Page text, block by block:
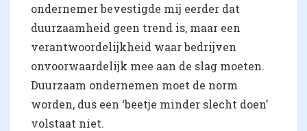
ondernemer bevestigde mij eerder dat
duurzaamheid geen trend is, maar een
verantwoordelijkheid waar bedrijven
onvoorwaardelijk mee aan de slag moeten.
Duurzaam ondernemen moet de norm
worden, dus een ‘beetje minder slecht doen’
volstaat niet.